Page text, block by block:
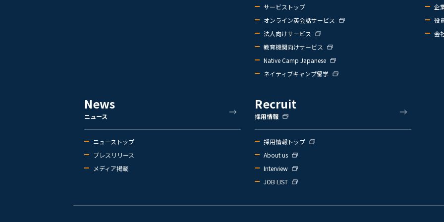
サービストップ
オンライン英会話サービス
法人向けサービス
教育機関向けサービス
Native Camp Japanese
ネイティブキャンプ留学
企
役
会
News
ニュース
ニューストップ
プレスリリース
メディア掲載
Recruit
採用情報
採用情報トップ
About us
Interview
JOB LIST